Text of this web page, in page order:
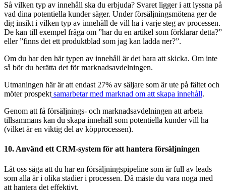
Så vilken typ av innehåll ska du erbjuda? Svaret ligger i att lyssna på
vad dina potentiella kunder säger. Under försäljningsmötena ger de
dig insikt i vilken typ av innehåll de vill ha i varje steg av processen.
De kan till exempel fråga om ”har du en artikel som förklarar detta?”
eller ”finns det ett produktblad som jag kan ladda ner?”.
Om du har den här typen av innehåll är det bara att skicka. Om inte
så bör du berätta det för marknadsavdelningen.
Utmaningen här är att endast 27% av säljare som är ute på fältet och
möter prospekt samarbetar med marknad om att skapa innehåll.
Genom att få försäljnings- och marknadsavdelningen att arbeta
tillsammans kan du skapa innehåll som potentiella kunder vill ha
(vilket är en viktig del av köpprocessen).
10. Använd ett CRM-system för att hantera försäljningen
Låt oss säga att du har en försäljningspipeline som är full av leads
som alla är i olika stadier i processen. Då måste du vara noga med
att hantera det effektivt.